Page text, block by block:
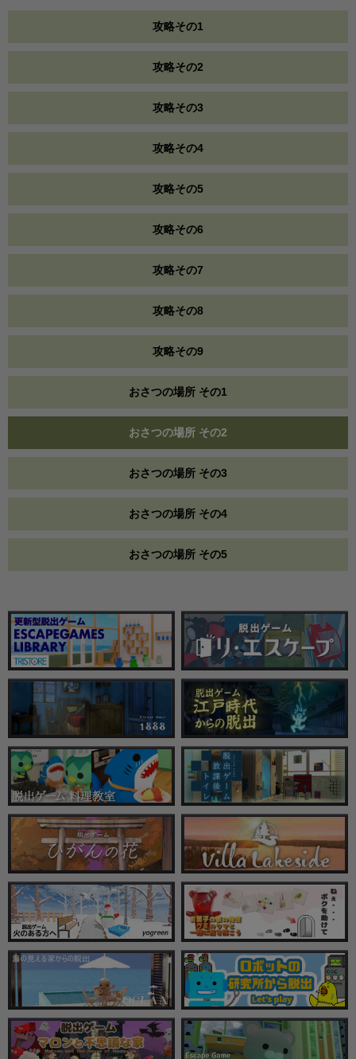
攻略その1
攻略その2
攻略その3
攻略その4
攻略その5
攻略その6
攻略その7
攻略その8
攻略その9
おさつの場所 その1
おさつの場所 その2
おさつの場所 その3
おさつの場所 その4
おさつの場所 その5